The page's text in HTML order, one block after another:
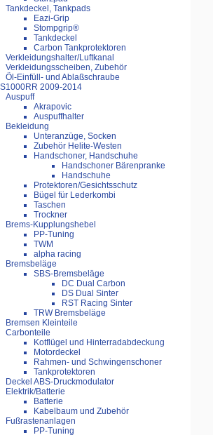
Tankdeckel, Tankpads
Eazi-Grip
Stompgrip®
Tankdeckel
Carbon Tankprotektoren
Verkleidungshalter/Luftkanal
Verkleidungsscheiben, Zubehör
Öl-Einfüll- und Ablaßschraube
S1000RR 2009-2014
Auspuff
Akrapovic
Auspuffhalter
Bekleidung
Unteranzüge, Socken
Zubehör Helite-Westen
Handschoner, Handschuhe
Handschoner Bärenpranke
Handschuhe
Protektoren/Gesichtsschutz
Bügel für Lederkombi
Taschen
Trockner
Brems-Kupplungshebel
PP-Tuning
TWM
alpha racing
Bremsbeläge
SBS-Bremsbeläge
DC Dual Carbon
DS Dual Sinter
RST Racing Sinter
TRW Bremsbeläge
Bremsen Kleinteile
Carbonteile
Kotflügel und Hinterradabdeckung
Motordeckel
Rahmen- und Schwingenschoner
Tankprotektoren
Deckel ABS-Druckmodulator
Elektrik/Batterie
Batterie
Kabelbaum und Zubehör
Fußrastenanlagen
PP-Tuning